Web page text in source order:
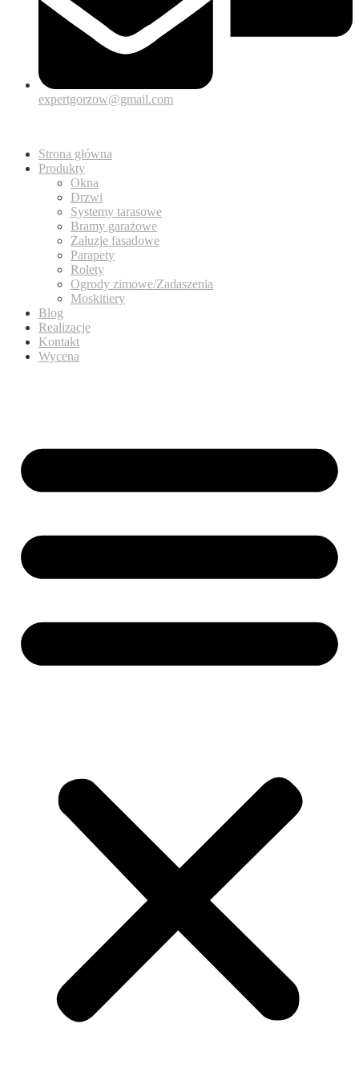
expertgorzow@gmail.com
Strona główna
Produkty
Okna
Drzwi
Systemy tarasowe
Bramy garażowe
Żaluzje fasadowe
Parapety
Rolety
Ogrody zimowe/Zadaszenia
Moskitiery
Blog
Realizacje
Kontakt
Wycena